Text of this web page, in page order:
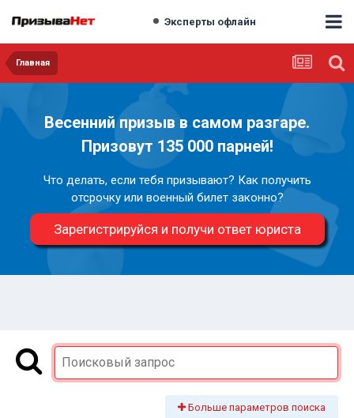
Эксперты офлайн
Главная
Весенний призыв в самом разгаре.
Призовут 135 000 парней!
Что делать, если тебя призывают? Как получить
отсрочку или военный билет законно?
Зарегистрируйся и получи ответ юриста
Больше параметров поиска